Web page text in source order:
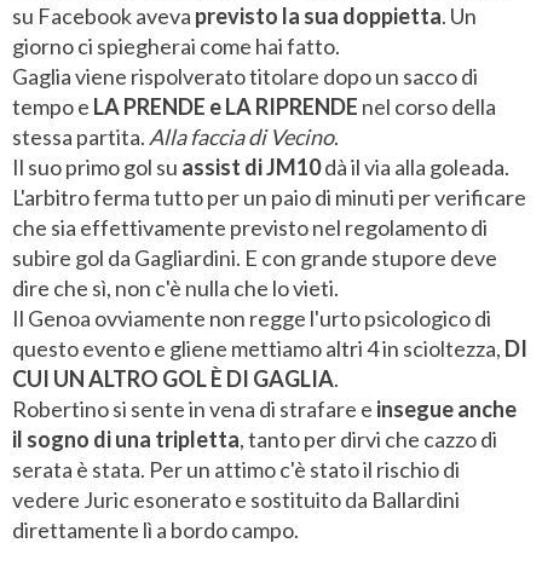
su Facebook aveva previsto la sua doppietta. Un
giorno ci spiegherai come hai fatto.
Gaglia viene rispolverato titolare dopo un sacco di
tempo e LA PRENDE e LA RIPRENDE nel corso della
stessa partita. Alla faccia di Vecino.
Il suo primo gol su assist di JM10dà il via alla goleada.
L'arbitro ferma tutto per un paio di minuti per verificare
che sia effettivamente previsto nel regolamento di
subire gol da Gagliardini. E con grande stupore deve
dire che sì, non c'è nulla che lo vieti.
Il Genoa ovviamente non regge l'urto psicologico di
questo evento e gliene mettiamo altri 4 in scioltezza, DI
CUI UN ALTRO GOL È DI GAGLIA.
Robertino si sente in vena di strafare e insegue anche
il sogno di una tripletta, tanto per dirvi che cazzo di
serata è stata. Per un attimo c'è stato il rischio di
vedere Juric esonerato e sostituito da Ballardini
direttamente lì a bordo campo.